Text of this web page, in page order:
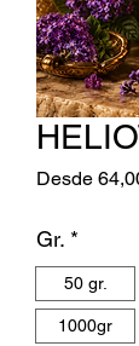
Desde
Gr. *
50 gr.
1000gr